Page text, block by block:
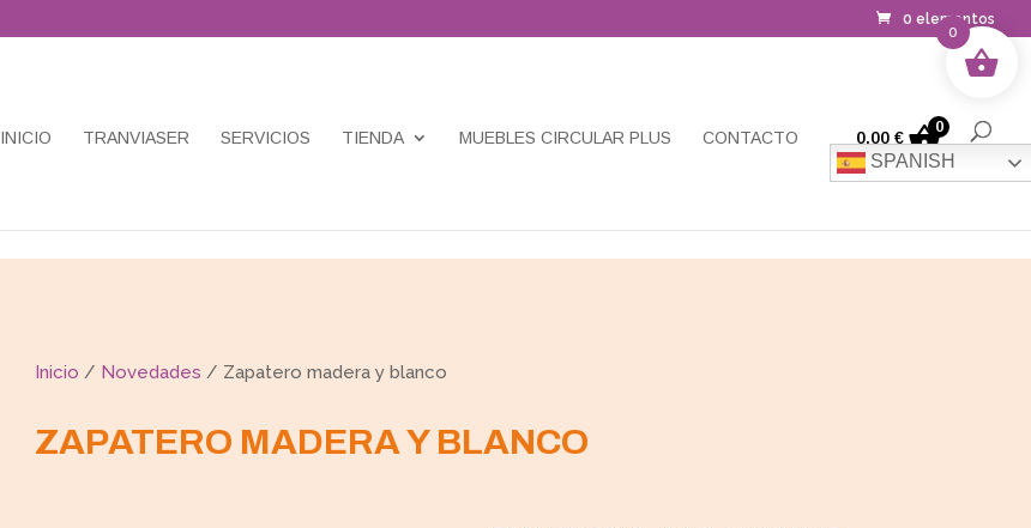
0 elementos
INICIO TRANVIASER SERVICIOS TIENDA MUEBLES CIRCULAR PLUS CONTACTO
SPANISH
0,00 €
0
Inicio / Novedades / Zapatero madera y blanco
ZAPATERO MADERA Y BLANCO
0